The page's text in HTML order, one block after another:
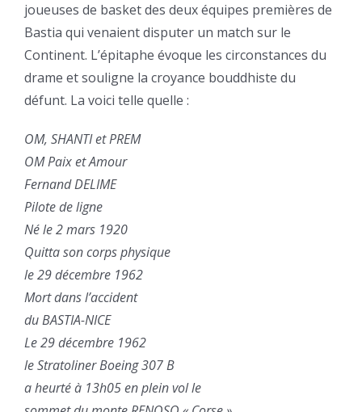
joueuses de basket des deux équipes premières de
Bastia qui venaient disputer un match sur le
Continent. L’épitaphe évoque les circonstances du
drame et souligne la croyance bouddhiste du
défunt. La voici telle quelle :
OM, SHANTI et PREM
OM Paix et Amour
Fernand DELIME
Pilote de ligne
Né le 2 mars 1920
Quitta son corps physique
le 29 décembre 1962
Mort dans l’accident
du BASTIA-NICE
Le 29 décembre 1962
le Stratoliner Boeing 307 B
a heurté à 13h05 en plein vol le